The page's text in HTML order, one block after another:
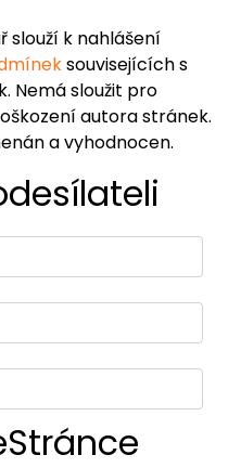
slouží k nahlášení
souvisejících s
Nemá sloužit pro
autora stránek.
a vyhodnocen.